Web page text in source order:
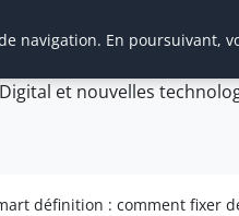
Management Transition
Digital et nouvelles
définition : comment fixer
navigation. En poursuivant,